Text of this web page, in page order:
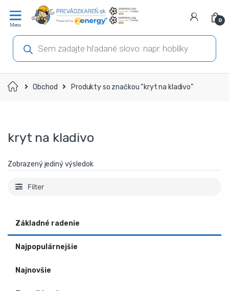
navigáciu
obsah
0
Products
search
Domov Obchod Produkty so značkou “kryt na kladivo”
kryt na kladivo
Zobrazený jediný výsledok
Filter
Základné radenie
Najpopulárnejšie
Najnovšie